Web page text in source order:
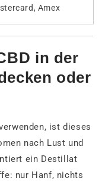
Amex
in der
oder
ist dieses
nach Lust und
ein Destillat
nur Hanf, nichts